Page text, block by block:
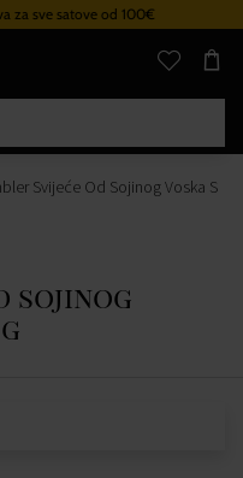
sve satove od 100€
Svijeće Od Sojinog Voska S
sojinog